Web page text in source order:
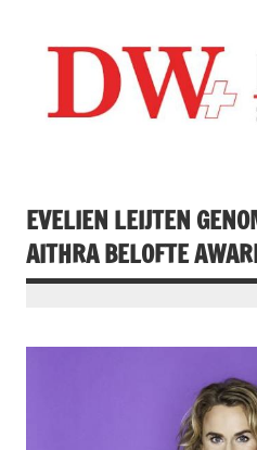
inhoud
EVELIEN LEIJTEN
AITHRA BELOFTE